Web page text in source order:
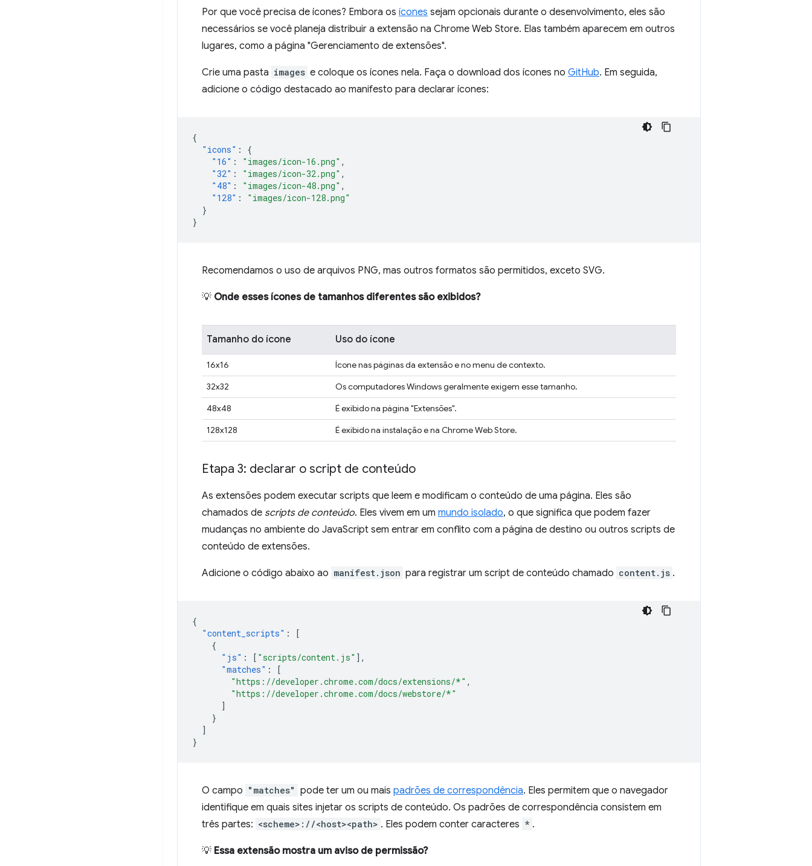
Por que você precisa de ícones? Embora os ícones sejam opcionais durante o desenvolvimento, eles são
necessários se você planeja distribuir a extensão na Chrome Web Store. Elas também aparecem em outros
lugares, como a página "Gerenciamento de extensões".
Crie uma pasta images e coloque os ícones nela. Faça o download dos ícones no GitHub. Em seguida,
adicione o código destacado ao manifesto para declarar ícones:
{
"icons" :
{
"16" : "images/icon-16.png" ,
"32" : "images/icon-32.png" ,
"48" : "images/icon-48.png" ,
"128" :
"images/icon-128.png"
}
}
Recomendamos o uso de arquivos PNG, mas outros formatos são permitidos, exceto SVG.
💡 Onde esses ícones de tamanhos diferentes são exibidos?
Tamanho do ícone Uso do ícone
16x16
Ícone nas páginas da extensão e no menu de contexto.
32x32
Os computadores Windows geralmente exigem esse tamanho.
48x48
É exibido na página "Extensões".
128x128
É exibido na instalação e na Chrome Web Store.
Etapa 3: declarar o script de conteúdo
As extensões podem executar scripts que leem e modificam o conteúdo de uma página. Eles são
chamados de scripts de conteúdo. Eles vivem em um mundo isolado, o que significa que podem fazer
mudanças no ambiente do JavaScript sem entrar em conflito com a página de destino ou outros scripts de
conteúdo de extensões.
Adicione o código abaixo ao manifest.json para registrar um script de conteúdo chamado content.js .
{
"content_scripts" :
[
{
"js" : [ "scripts/content.js" ],
"matches" :
[
"https://developer.chrome.com/docs/extensions/*" ,
"https://developer.chrome.com/docs/webstore/*"
]
}
]
}
O campo "matches" pode ter um ou mais padrões de correspondência. Eles permitem que o navegador
identifique em quais sites injetar os scripts de conteúdo. Os padrões de correspondência consistem em
três partes: <scheme>://<host><path> . Eles podem conter caracteres * .
💡 Essa extensão mostra um aviso de permissão?